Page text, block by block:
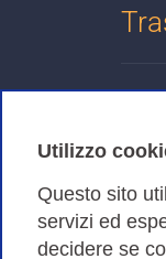
Utilizzo
Questo sito
servizi ed
decidere se